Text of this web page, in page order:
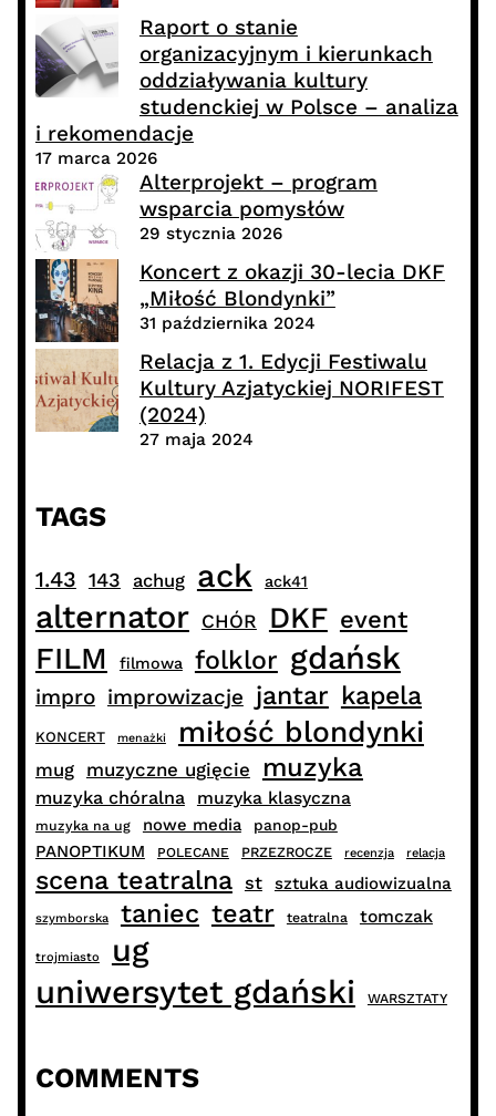
Raport o stanie
organizacyjnym i kierunkach
oddziaływania kultury
studenckiej w Polsce – analiza
i rekomendacje
17 marca 2026
Alterprojekt – program
wsparcia pomysłów
29 stycznia 2026
Koncert z okazji 30-lecia DKF
„Miłość Blondynki”
31 października 2024
Relacja z 1. Edycji Festiwalu
Kultury Azjatyckiej NORIFEST
(2024)
27 maja 2024
TAGS
1.43 143 achug ack ack41
alternator CHÓR DKF event
FILM filmowa folklor gdańsk
impro improwizacje jantar kapela
KONCERT menażki miłość blondynki
mug muzyczne ugięcie muzyka
muzyka chóralna muzyka klasyczna
muzyka na ug nowe media panop-pub
PANOPTIKUM POLECANE PRZEZROCZE recenzja relacja
scena teatralna st sztuka audiowizualna
szymborska taniec teatr teatralna tomczak
trojmiasto
ug
uniwersytet gdański
WARSZTATY
COMMENTS